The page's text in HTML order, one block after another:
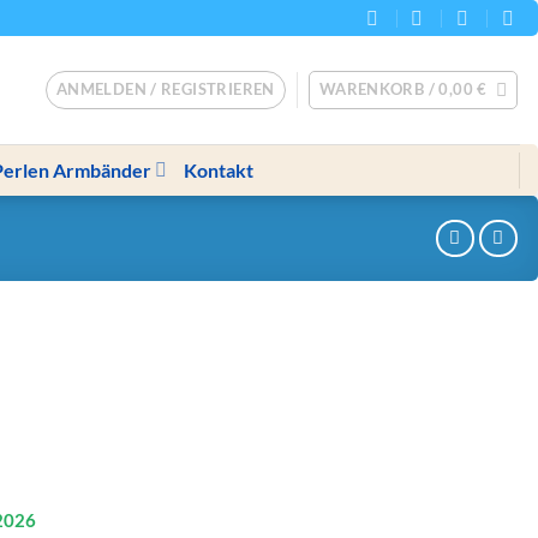
ANMELDEN / REGISTRIEREN WARENKORB /0,00€
Armbänder Kontakt